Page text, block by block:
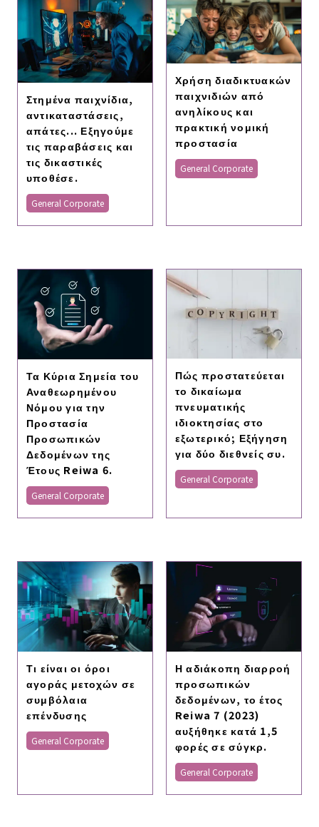
Στημένα παιχνίδια,
αντικαταστάσεις,
απάτες... Εξηγούμε
τις παραβάσεις και
τις δικαστικές
υποθέσε.
General Corporate
Χρήση διαδικτυακών
παιχνιδιών από
ανηλίκους και
πρακτική νομική
προστασία
General Corporate
Τα Κύρια Σημεία του
Αναθεωρημένου
Νόμου για την
Προστασία
Προσωπικών
Δεδομένων της
Έτους Reiwa 6.
General Corporate
Πώς προστατεύεται
το δικαίωμα
πνευματικής
ιδιοκτησίας στο
εξωτερικό; Εξήγηση
για δύο διεθνείς συ.
General Corporate
Τι είναι οι όροι
αγοράς μετοχών σε
συμβόλαια
επένδυσης
General Corporate
Η αδιάκοπη διαρροή
προσωπικών
δεδομένων, το έτος
Reiwa 7 (2023)
αυξήθηκε κατά 1,5
φορές σε σύγκρ.
General Corporate